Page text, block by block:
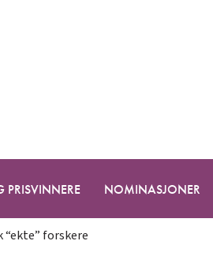
PRISVINNERE NOMINASJONER
“ekte” forskere